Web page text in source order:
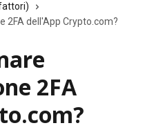
2FA dell'App Crypto.com?
2FA